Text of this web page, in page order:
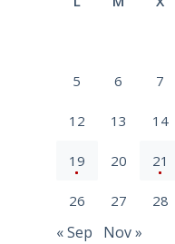
5 6 7
12 13 14
19 20 21
26 27 28
« Sep Nov »